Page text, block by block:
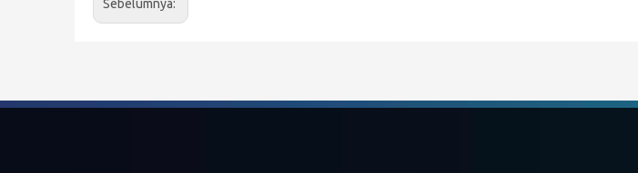
Sebelumnya: